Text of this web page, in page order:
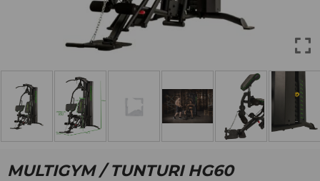
MULTIGYM / TUNTURI HG60